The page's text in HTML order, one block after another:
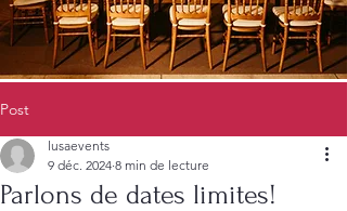
Post
Parlons de dates limites!
lusaevents
9 déc. 2024 8 min de lecture